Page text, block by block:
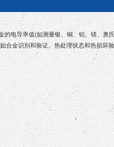
电导率值(如测量银、铜、铝、镁、奥
合金识别和验证、热处理状态和热损坏